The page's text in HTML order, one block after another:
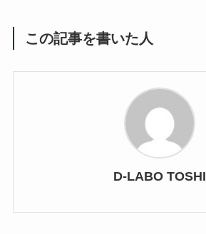
この記事を書いた人
D-LABO TOSHI